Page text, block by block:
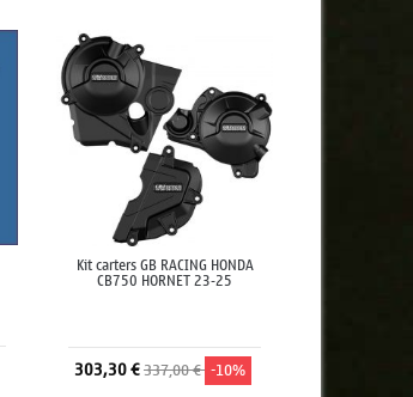
Kit carters GB RACING HONDA
CB750 HORNET 23-25
303,30 €337,00 € -10%